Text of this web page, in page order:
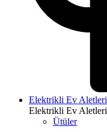
Elektrikli Ev Aletleri
Elektrikli Ev Aletleri
Ütüler